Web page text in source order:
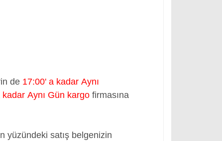
de 17:00' a kadar Aynı
kadar Aynı Gün kargofirmasına
yüzündeki satış belgenizin